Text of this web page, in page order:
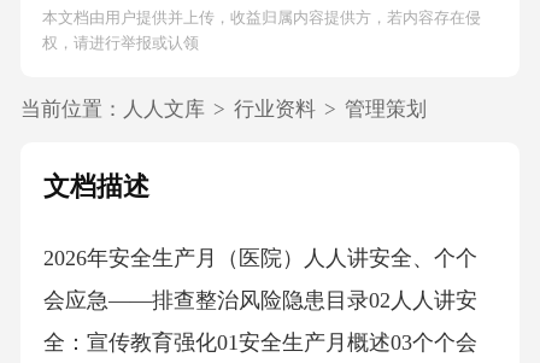
本文档由用户提供并上传，收益归属内容提供方，若内容存在侵
权，请进行举报或认领
当前位置： 人人文库 > 行业资料 > 管理策划
文档描述
2026年安全生产月（医院）人人讲安全、个个
会应急——排查整治风险隐患目录02人人讲安
全：宣传教育强化01安全生产月概述03个个会